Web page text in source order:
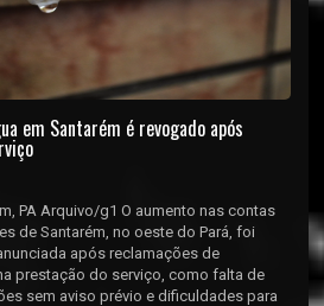
em Santarém é revogado após
PA Arquivo/g1 O aumento nas contas
de Santarém, no oeste do Pará, foi
após reclamações de
prestação do serviço, como falta de
sem aviso prévio e dificuldades para